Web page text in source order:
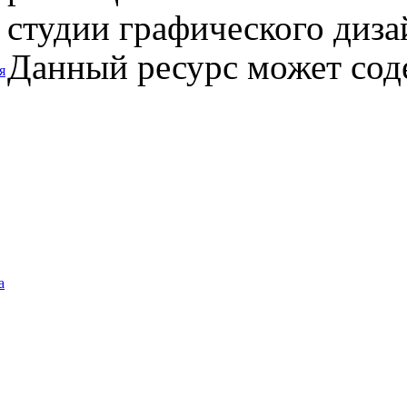
студии графического
Данный ресурс может